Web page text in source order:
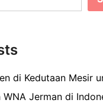
di Kedutaan Mesir
WNA Jerman di